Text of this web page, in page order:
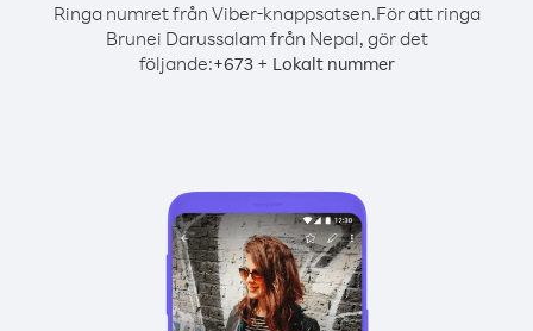
Ringa numret från Viber-knappsatsen.För att ringa
Brunei Darussalam från Nepal, gör det
följande:+673+ Lokalt nummer